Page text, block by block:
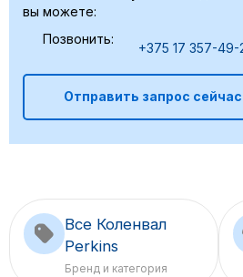
вы можете:
Позвонить:
+375 17 357-49-
Отправить запрос сейчас
Все Коленвал
Perkins
Бренд и категория